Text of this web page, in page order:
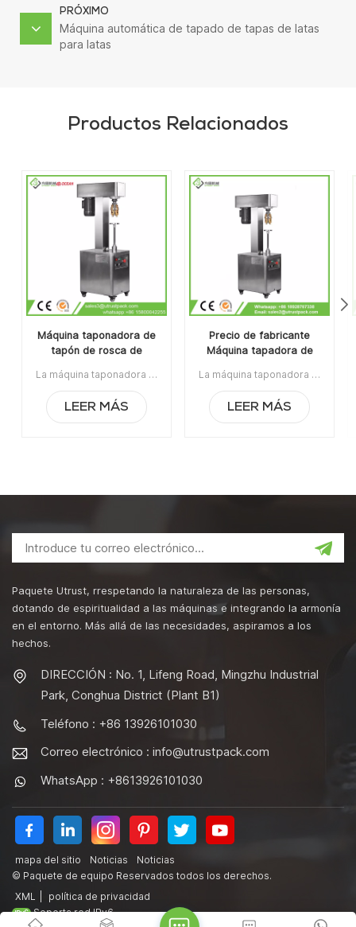
PRÓXIMO
Máquina automática de tapado de tapas de latas
para latas
Productos Relacionados
Máquina taponadora de
tapón de rosca de
La máquina taponadora de tapas de rosca manual es adecuada para el sellado de tapas de rosca / tapas Ropp / tapas de engaste en la botella de vidrio / plástico. Es ampliamente utilizado en las industrias de vino, jarabe, líquido oral y pesticidas.Artículo No:UT1BSG4Precio:1540Rango de precios:4~5/$1360Rango de precios:2~3/$1430La orden mínima:1Pago:TTPuerto de embarque:CantónRegión original:Guangzhou, ChinaTiempo de espera:15 días después de recibir el depósito
LEER MÁS
Precio de fabricante
Máquina tapadora de
vidrio líquido oral
La máquina taponadora de tapas de botellas de vidrio líquido oral a precio de fabricante es un equipo de tapado antirrobo de aluminio para botellas de plástico y botellas de vidrio de alta calidad. Es ampliamente utilizado en la industria alimentaria, la industria química, la industria médica y farmacéutica.La orden mínima:1Pago:T/TPuerto de embarque:CantónRegión original:PorcelanaTiempo de espera:3-5 días después de recibir el depósito
LEER MÁS
Paquete Utrust, rrespetando la naturaleza de las personas,
dotando de espiritualidad a las máquinas e integrando la armonía
en el entorno. Más allá de las necesidades, aspiramos a los
hechos.
DIRECCIÓN : No. 1, Lifeng Road, Mingzhu Industrial
Park, Conghua District (Plant B1)
Teléfono : +86 13926101030
Correo electrónico : info@utrustpack.com
WhatsApp : +8613926101030
mapa del sitio Noticias
Noticias
© Paquete de equipo Reservados todos los derechos.
XML
política de privacidad
Soporta red IPv6